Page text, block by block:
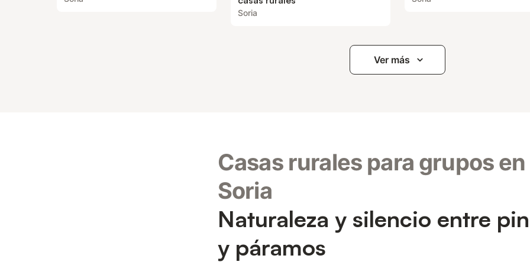
Soria
Ver más
Casas rurales para grupos en
Soria
Naturaleza y silencio entre
y páramos